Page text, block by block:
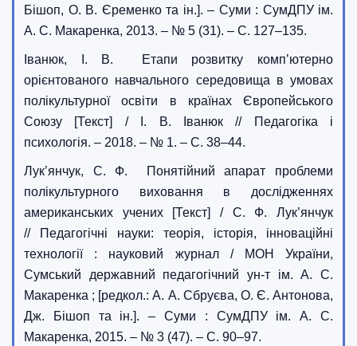
Бішоп, О. В. Єременко та ін.]. – Суми : СумДПУ ім.
А. С. Макаренка, 2013. – № 5 (31). – С. 127–135.
Іванюк, І. В. Етапи розвитку комп’ютерно
орієнтованого навчального середовища в умовах
полікультурної освіти в країнах Європейського
Союзу [Текст] / І. В. Іванюк // Педагогіка і
психологія. – 2018. – № 1. – С. 38–44.
Лук’янчук, С. Ф. Понятійний апарат проблеми
полікультурного виховання в дослідженнях
американських учених [Текст] / С. Ф. Лук’янчук
// Педагогічні науки: теорія, історія, інноваційні
технології : науковий журнал / МОН України,
Сумський державний педагогічний ун-т ім. А. С.
Макаренка ; [редкол.: А. А. Сбруєва, О. Є. Антонова,
Дж. Бішоп та ін.]. – Суми : СумДПУ ім. А. С.
Макаренка, 2015. – № 3 (47). – С. 90–97.